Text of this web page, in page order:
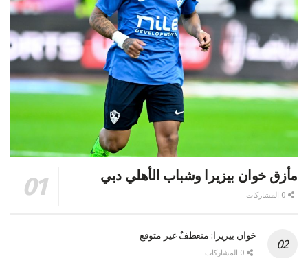
مأزق خوان بيزيرا وشباب الأهلي دبي
خوان بيزيرا: منعطفٌ غير متوقع